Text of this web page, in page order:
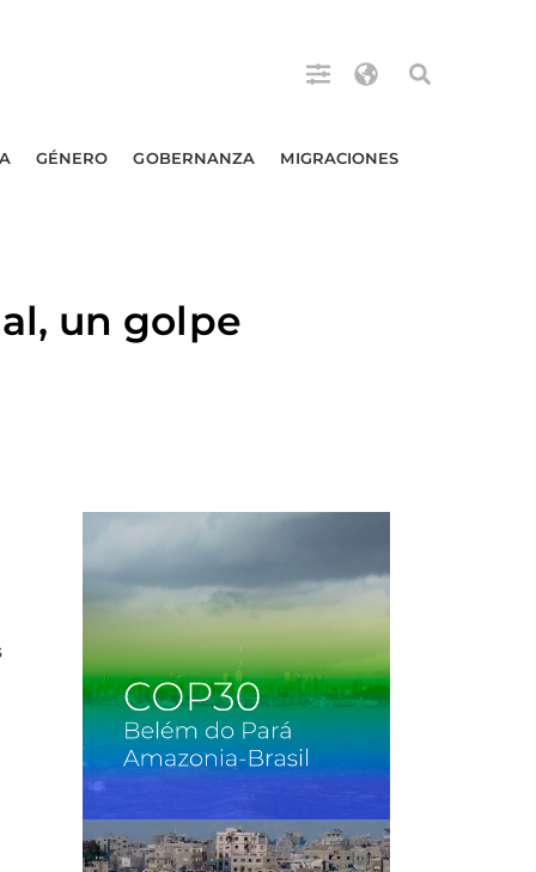
GÉNERO GOBERNANZA MIGRACIONES
un golpe